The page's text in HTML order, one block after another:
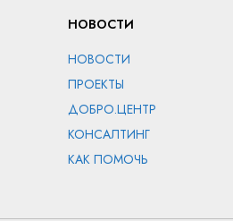
НОВОСТИ
НОВОСТИ
ПРОЕКТЫ
ДОБРО.ЦЕНТР
КОНСАЛТИНГ
КАК ПОМОЧЬ